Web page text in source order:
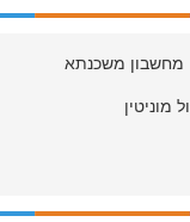
מחשבון משכנתא
מוניטין